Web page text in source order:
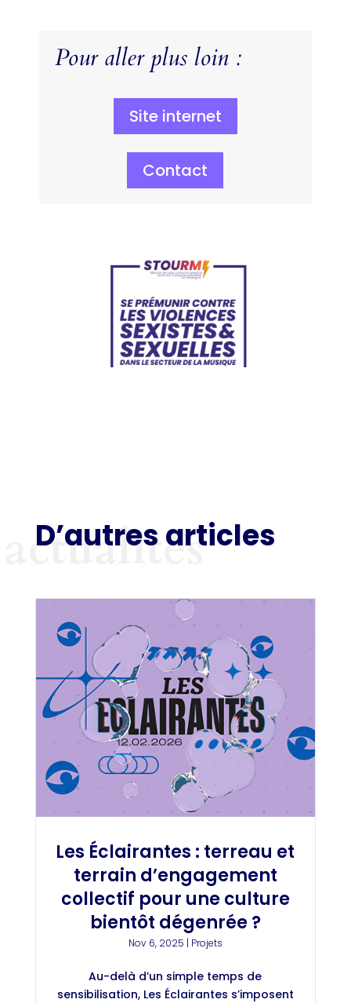
Pour aller plus loin :
Site internet
Contact
D’autres articles
actualités
Les Éclairantes : terreau et
terrain d’engagement
collectif pour une culture
bientôt dégenrée ?
Nov 6, 2025 | Projets
Au-delà d’un simple temps de
sensibilisation, Les Éclairantes s’imposent